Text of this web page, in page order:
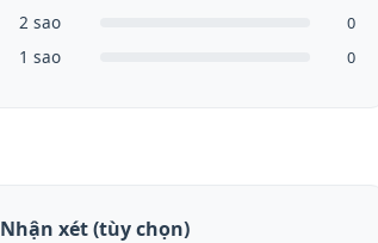
2 sao 0
1 sao 0
Nhận xét (tùy chọn)